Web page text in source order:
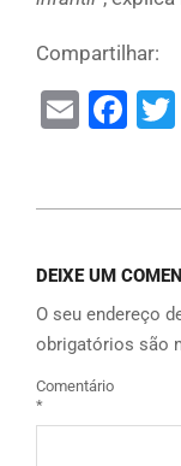
Compartilhar:
Email
DEIXE UM
O seu endereço
obrigatórios são
Comentário
*